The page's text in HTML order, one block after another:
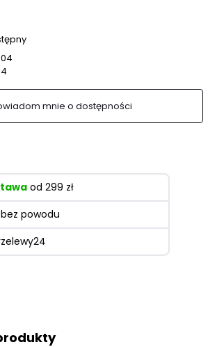
mnie o dostępności
od 299 zł
powodu